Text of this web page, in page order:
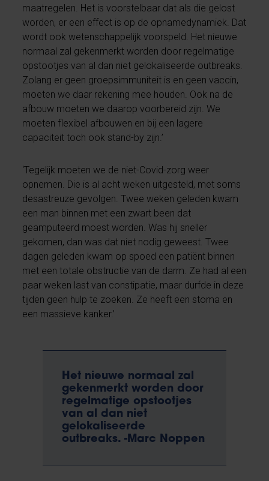
maatregelen. Het is voorstelbaar dat als die gelost
worden, er een effect is op de opnamedynamiek. Dat
wordt ook wetenschappelijk voorspeld. Het nieuwe
normaal zal gekenmerkt worden door regelmatige
opstootjes van al dan niet gelokaliseerde outbreaks.
Zolang er geen groepsimmuniteit is en geen vaccin,
moeten we daar rekening mee houden. Ook na de
afbouw moeten we daarop voorbereid zijn. We
moeten flexibel afbouwen en bij een lagere
capaciteit toch ook stand-by zijn.’
‘Tegelijk moeten we de niet-Covid-zorg weer
opnemen. Die is al acht weken uitgesteld, met soms
desastreuze gevolgen. Twee weken geleden kwam
een man binnen met een zwart been dat
geamputeerd moest worden. Was hij sneller
gekomen, dan was dat niet nodig geweest. Twee
dagen geleden kwam op spoed een patiënt binnen
met een totale obstructie van de darm. Ze had al een
paar weken last van constipatie, maar durfde in deze
tijden geen hulp te zoeken. Ze heeft een stoma en
een massieve kanker.’
Het nieuwe normaal zal
gekenmerkt worden door
regelmatige opstootjes
van al dan niet
gelokaliseerde
outbreaks. -Marc Noppen